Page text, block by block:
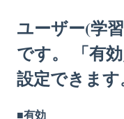
ユーザー(学
です。 「有
設定できます
■有効